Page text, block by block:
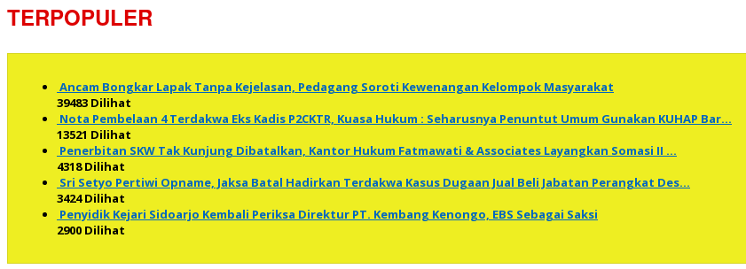
TERPOPULER
Ancam Bongkar Lapak Tanpa Kejelasan, Pedagang Soroti Kewenangan Kelompok Masyarakat
39483 Dilihat
Nota Pembelaan 4 Terdakwa Eks Kadis P2CKTR, Kuasa Hukum : Seharusnya Penuntut Umum Gunakan KUHAP Bar…
13521 Dilihat
Penerbitan SKW Tak Kunjung Dibatalkan, Kantor Hukum Fatmawati & Associates Layangkan Somasi II …
4318 Dilihat
Sri Setyo Pertiwi Opname, Jaksa Batal Hadirkan Terdakwa Kasus Dugaan Jual Beli Jabatan Perangkat Des…
3424 Dilihat
Penyidik Kejari Sidoarjo Kembali Periksa Direktur PT. Kembang Kenongo, EBS Sebagai Saksi
2900 Dilihat